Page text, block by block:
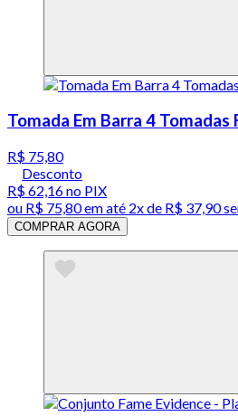
Tomada Em Barra 4 Tomadas
R$ 75,80
Desconto
R$ 62,16no PIX
ou R$ 75,80em até 2x de R$ 37,90
COMPRAR AGORA